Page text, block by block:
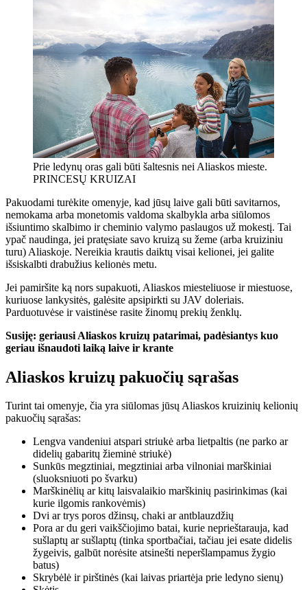
Prie ledynų oras gali būti šaltesnis nei Aliaskos mieste.
PRINCESŲ KRUIZAI
Pakuodami turėkite omenyje, kad jūsų laive gali būti savitarnos,
nemokama arba monetomis valdoma skalbykla arba siūlomos
išsiuntimo skalbimo ir cheminio valymo paslaugos už mokestį. Tai
ypač naudinga, jei pratęsiate savo kruizą su žeme (arba kruiziniu
turu) Aliaskoje. Nereikia krautis daiktų visai kelionei, jei galite
išsiskalbti drabužius kelionės metu.
Jei pamiršite ką nors supakuoti, Aliaskos miesteliuose ir miestuose,
kuriuose lankysitės, galėsite apsipirkti su JAV doleriais.
Parduotuvėse ir vaistinėse rasite žinomų prekių ženklų.
Susiję: geriausi Aliaskos kruizų patarimai, padėsiantys kuo
geriau išnaudoti laiką laive ir krante
Aliaskos kruizų pakuočių sąrašas
Turint tai omenyje, čia yra siūlomas jūsų Aliaskos kruizinių kelionių
pakuočių sąrašas:
Lengva vandeniui atspari striukė arba lietpaltis (ne parko ar
didelių gabaritų žieminė striukė)
Sunkūs megztiniai, megztiniai arba vilnoniai marškiniai
(sluoksniuoti po švarku)
Marškinėlių ar kitų laisvalaikio marškinių pasirinkimas (kai
kurie ilgomis rankovėmis)
Dvi ar trys poros džinsų, chaki ar antblauzdžių
Pora ar du geri vaikščiojimo batai, kurie neprieštarauja, kad
sušlaptų ar sušlaptų (tinka sportbačiai, tačiau jei esate didelis
žygeivis, galbūt norėsite atsinešti neperšlampamus žygio
batus)
Skrybėlė ir pirštinės (kai laivas priartėja prie ledyno sienų)